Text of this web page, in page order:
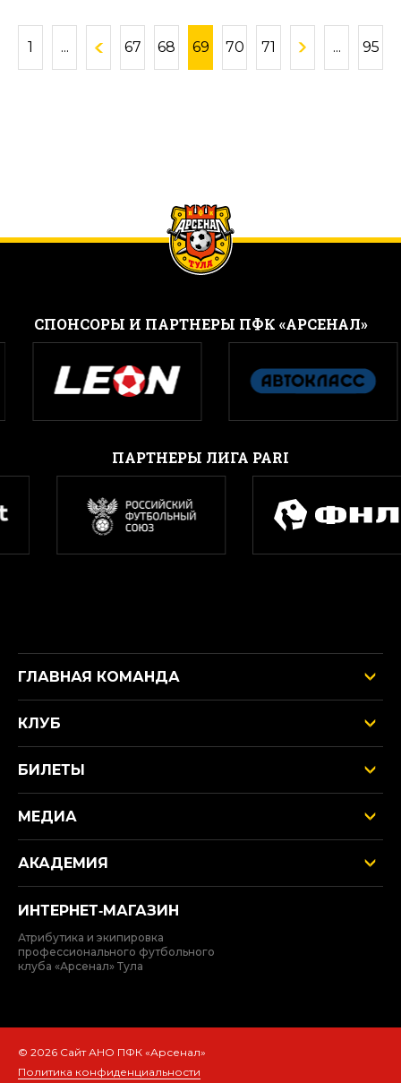
1 ... 67 68 69 70 71 ... 95
CПОНСОРЫ И ПАРТНЕРЫ ПФК «АРСЕНАЛ»
ПАРТНЕРЫ ЛИГА PARI
ГЛАВНАЯ КОМАНДА
КЛУБ
БИЛЕТЫ
МЕДИА
АКАДЕМИЯ
ИНТЕРНЕТ‑МАГАЗИН
Атрибутика и экипировка
профессионального футбольного
клуба «Арсенал» Тула
© 2026 Сайт АНО ПФК «Арсенал»
Политика конфиденциальности